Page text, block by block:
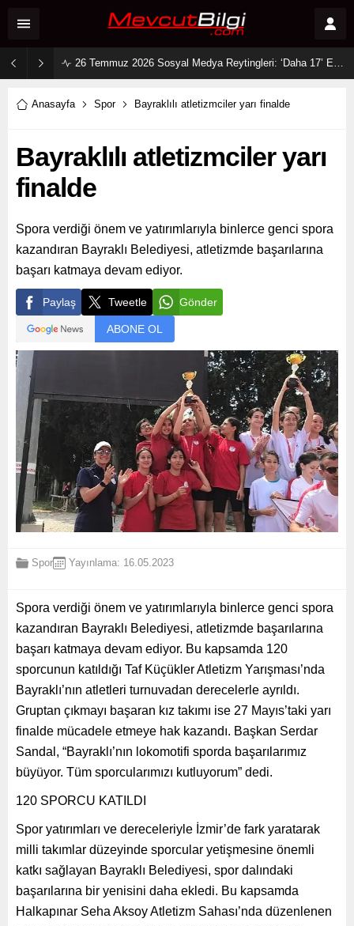
26 Temmuz 2026 Sosyal Medya Reytingleri: ‘Daha 17’ Ekranları ve Dijitali Nasıl Fethetti?
Anasayfa Spor Bayraklılı atletizmciler yarı finalde
Bayraklılı atletizmciler yarı
finalde
Spora verdiği önem ve yatırımlarıyla binlerce genci spora
kazandıran Bayraklı Belediyesi, atletizmde başarılarına
başarı katmaya devam ediyor.
Paylaş Tweetle Gönder
ABONE OL
Spor Yayınlama: 16.05.2023
Spora verdiği önem ve yatırımlarıyla binlerce genci spora
kazandıran Bayraklı Belediyesi, atletizmde başarılarına
başarı katmaya devam ediyor. Bu kapsamda 120
sporcunun katıldığı Taf Küçükler Atletizm Yarışması’nda
Bayraklı’nın atletleri turnuvadan derecelerle ayrıldı.
Gruptan çıkmayı başaran kız takımı ise 27 Mayıs’taki yarı
finalde mücadele etmeye hak kazandı. Başkan Serdar
Sandal, “Bayraklı’nın lokomotifi sporda başarılarımız
büyüyor. Tüm sporcularımızı kutluyorum” dedi.
120 SPORCU KATILDI
Spor yatırımları ve dereceleriyle İzmir’de fark yaratarak
milli takımlar düzeyinde sporcular yetişmesine önemli
katkı sağlayan Bayraklı Belediyesi, spor dalındaki
başarılarına bir yenisini daha ekledi. Bu kapsamda
Halkapınar Seha Aksoy Atletizm Sahası’nda düzenlenen